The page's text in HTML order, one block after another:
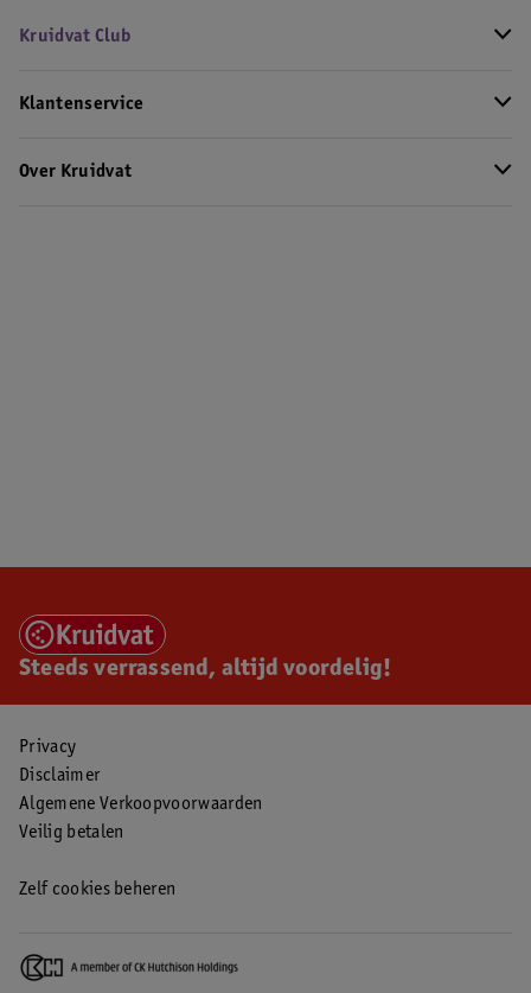
Kruidvat Club
Klantenservice
Over Kruidvat
Steeds verrassend, altijd voordelig!
Privacy
Disclaimer
Algemene Verkoopvoorwaarden
Veilig betalen
Zelf cookies beheren